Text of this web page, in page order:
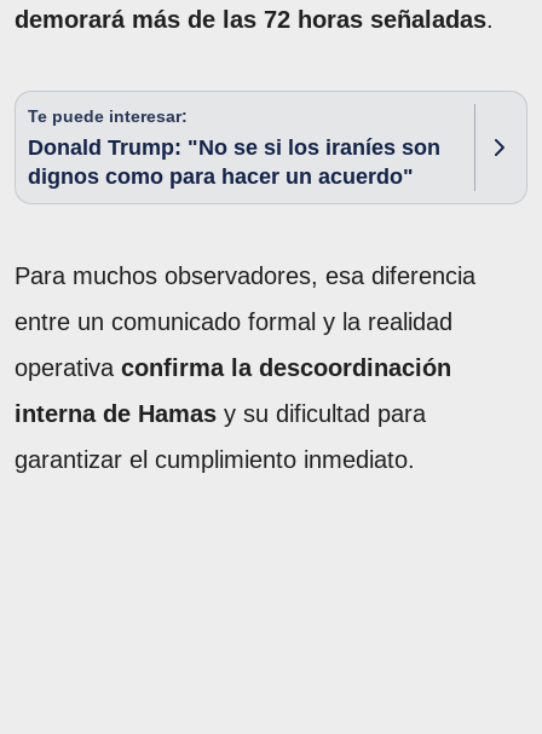
demorará más de las 72 horas señaladas.
Te puede interesar:
Donald Trump: "No se si los iraníes son
dignos como para hacer un acuerdo"
Para muchos observadores, esa diferencia
entre un comunicado formal y la realidad
operativa confirma la descoordinación
interna de Hamas y su dificultad para
garantizar el cumplimiento inmediato.